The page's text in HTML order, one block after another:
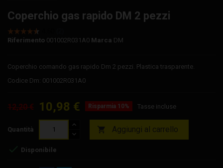
Coperchio gas rapido DM 2 pezzi
Riferimento 001002R031A0 Marca DM
Coperchio comando gas rapido Dm 2 pezzi. Plastica trasparente.
Codice Dm: 001002R031A0
12,20 € 10,98 € Risparmia 10% Tasse incluse
Quantità  Aggiungi al carrello
 Disponibile